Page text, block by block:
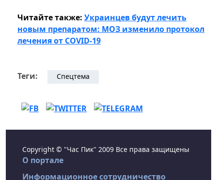
Читайте также: Украинцев будут лечить
новым препаратом: МОЗ изменило протокол
лечения от COVID-19
Теги: Спецтема
Copyright © "Час Пик" 2009 Все права защищены
О портале
Информационное сотрудничество